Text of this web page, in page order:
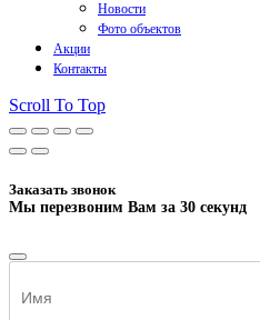
Новости
Фото объектов
Акции
Контакты
Scroll To Top
Заказать звонок
Мы перезвоним Вам за 30 секунд